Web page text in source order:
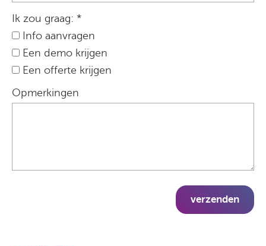
Ik zou graag: *
Info aanvragen
Een demo krijgen
Een offerte krijgen
Opmerkingen
verzenden